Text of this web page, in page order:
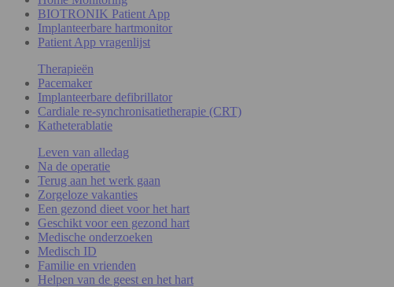
BIOTRONIK Patient App
Implanteerbare hartmonitor
Patient App vragenlijst
Therapieën
Pacemaker
Implanteerbare defibrillator
Cardiale re-synchronisatietherapie (CRT)
Katheterablatie
Leven van alledag
Na de operatie
Terug aan het werk gaan
Zorgeloze vakanties
Een gezond dieet voor het hart
Geschikt voor een gezond hart
Medische onderzoeken
Medisch ID
Familie en vrienden
Helpen van de geest en het hart